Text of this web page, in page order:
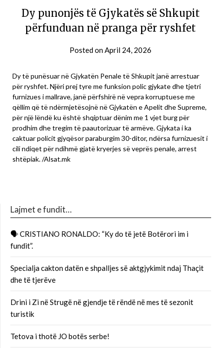
Dy punonjës të Gjykatës së Shkupit
përfunduan në pranga për ryshfet
Posted onApril 24, 2026
Dy të punësuar në Gjykatën Penale të Shkupit janë arrestuar
për ryshfet. Njëri prej tyre me funksion polic gjykate dhe tjetri
furnizues i mallrave, janë përfshirë në vepra korruptuese me
qëllim që të ndërmjetësojnë në Gjykatën e Apelit dhe Supreme,
për një lëndë ku është shqiptuar dënim me 1 vjet burg për
prodhim dhe tregim të paautorizuar të armëve. Gjykata i ka
caktuar policit gjyqësor paraburgim 30-ditor, ndërsa furnizuesit i
cili ndiqet për ndihmë gjatë kryerjes së veprës penale, arrest
shtëpiak. /Alsat.mk
Lajmet e fundit…
🗣 CRISTIANO RONALDO: “Ky do të jetë Botërori im i
fundit”.
Specialja cakton datën e shpalljes së aktgjykimit ndaj Thaçit
dhe të tjerëve
Drini i Zi në Strugë në gjendje të rëndë në mes të sezonit
turistik
Tetova i thotë JO botës serbe!